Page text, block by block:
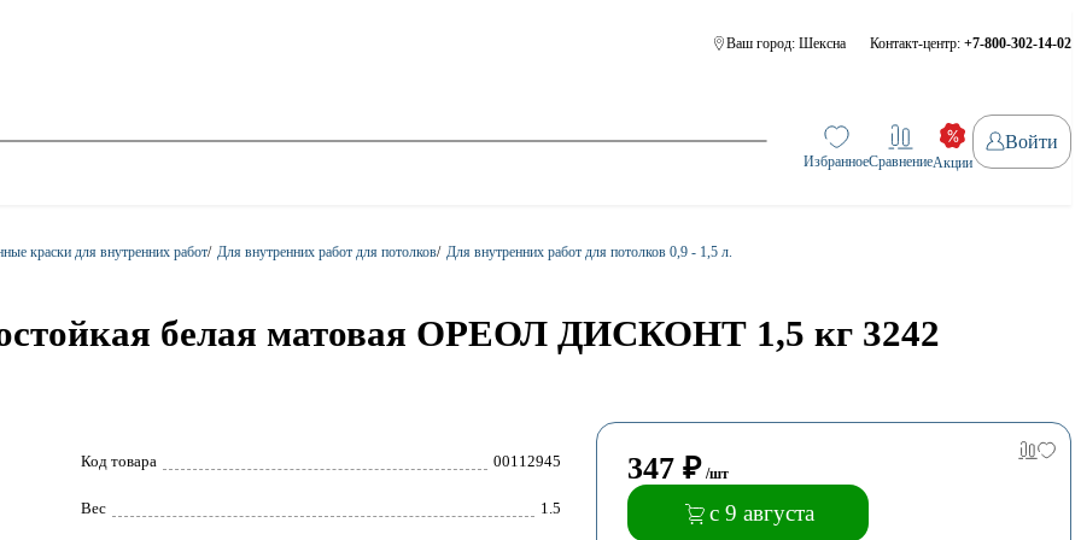
Ваш город: Шексна Контакт-центр: +7-800-302-14-02
ИзбранноеСравнениеАкции
Войти
краски для внутренних работ/ Для внутренних работ для потолков/ Для внутренних работ для потолков 0,9 - 1,5 л.
белая матовая ОРЕОЛ ДИСКОНТ 1,5 кг 3242
Код товара 00112945
Вес 1.5
347 ₽ /шт
с 9 августа